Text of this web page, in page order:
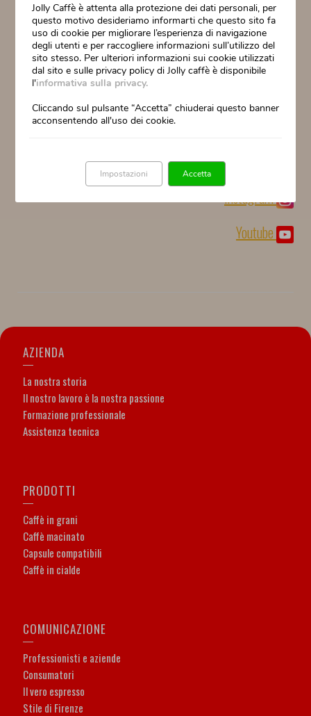
Seguici sui nostri social
Instagram
Youtube
AZIENDA
La nostra storia
Il nostro lavoro è la nostra passione
Formazione professionale
Assistenza tecnica
PRODOTTI
Caffè in grani
Caffè macinato
Capsule compatibili
Caffè in cialde
COMUNICAZIONE
Professionisti e aziende
Consumatori
Il vero espresso
Stile di Firenze
Jolly Caffè è attenta alla protezione dei dati personali, per
questo motivo desideriamo informarti che questo sito fa
uso di cookie per migliorare l’esperienza di navigazione
degli utenti e per raccogliere informazioni sull’utilizzo del
sito stesso. Per ulteriori informazioni sui cookie utilizzati
dal sito e sulle privacy policy di Jolly caffè è disponibile
l'informativa sulla privacy.
Cliccando sul pulsante “Accetta” chiuderai questo banner
acconsentendo all'uso dei cookie.
Accetta
Impostazioni